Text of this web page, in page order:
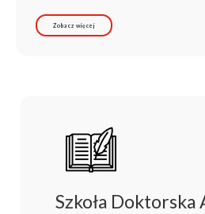
Zobacz więcej
Szkoła